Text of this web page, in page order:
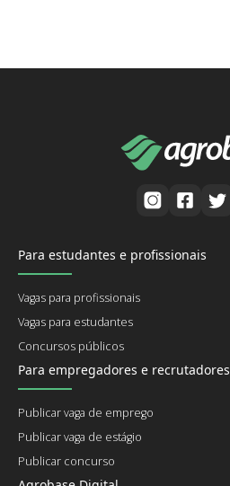
Para estudantes e profissionais
Vagas para profissionais
Vagas para estudantes
Concursos públicos
Para empregadores e recrutadores
Publicar vaga de emprego
Publicar vaga de estágio
Publicar concurso